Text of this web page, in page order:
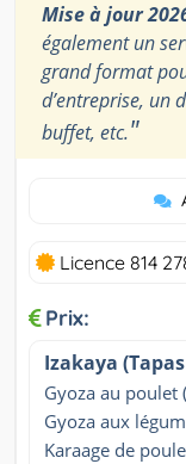
Mise à jour
également un
grand format
d’entreprise, un
buffet, etc."
Licence 814
Prix:
Izakaya
Gyoza au poulet
Gyoza aux
Karaage de